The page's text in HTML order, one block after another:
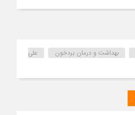
بهداشت و درمان بردخون
علی